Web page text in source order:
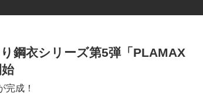
鋼衣シリーズ第5弾「PLAMAX
完成！